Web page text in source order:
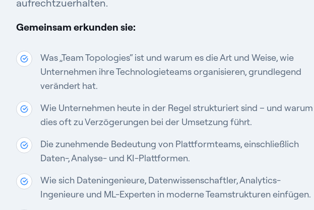
aufrechtzuerhalten.
Gemeinsam erkunden sie:
Was „Team Topologies“ ist und warum es die Art und Weise, wie
Unternehmen ihre Technologieteams organisieren, grundlegend
verändert hat.
Wie Unternehmen heute in der Regel strukturiert sind – und warum
dies oft zu Verzögerungen bei der Umsetzung führt.
Die zunehmende Bedeutung von Plattformteams, einschließlich
Daten-, Analyse- und KI-Plattformen.
Wie sich Dateningenieure, Datenwissenschaftler, Analytics-
Ingenieure und ML-Experten in moderne Teamstrukturen einfügen.